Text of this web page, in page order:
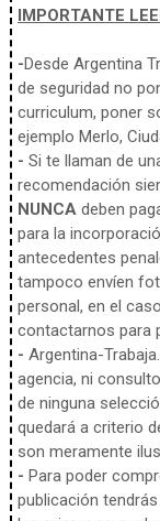
IMPORTANTE
-Desde Argentina
de seguridad no
curriculum, poner
ejemplo Merlo,
- Si te llaman de
recomendación
NUNCAdeben
para la
antecedentes
tampoco envíen
personal, en el
contactarnos para
- Argentina-
agencia, ni
de ninguna
quedará a criterio
son meramente
- Para poder
publicación